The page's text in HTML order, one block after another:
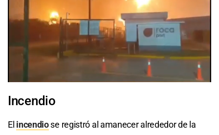
of
Incendio
El incendiose registró al amanecer alrededor de la